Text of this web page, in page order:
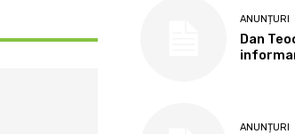
ANUNȚURI
Dan
ANUNȚURI